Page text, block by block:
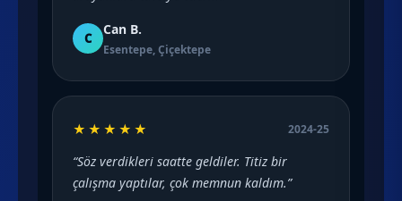
C
Can B.
Esentepe, Çiçektepe
★★★★★ 2024-25
“Söz verdikleri saatte geldiler. Titiz bir
çalışma yaptılar, çok memnun kaldım.”